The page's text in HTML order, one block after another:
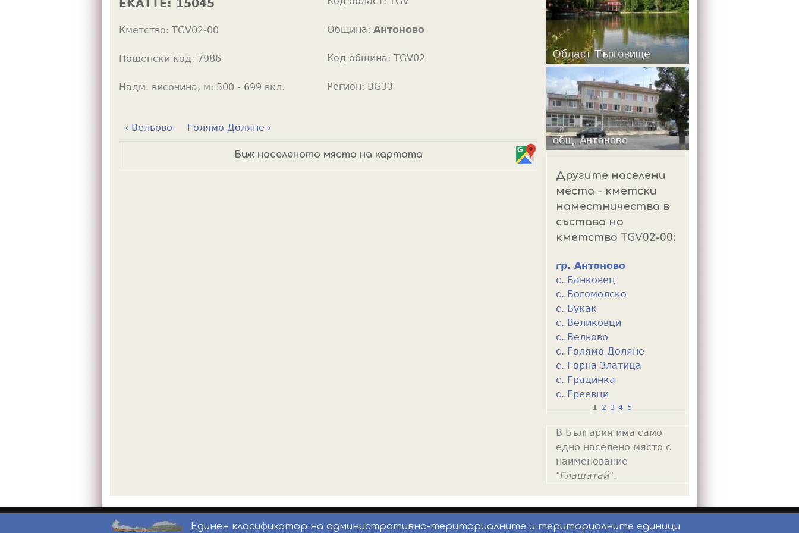
EKATTE: 15045
Кметство: TGV02-00
Пощенски код: 7986
Надм. височина, м: 500 - 699 вкл.
Община: Антоново
Код община: TGV02
Регион: BG33
‹ Вельово Голямо Доляне ›
Виж населеното място на картата
Другите населени
места - кметски
наместничества в
състава на
кметство TGV02-00:
гр. Антоново
с. Банковец
с. Богомолско
с. Букак
с. Великовци
с. Вельово
с. Голямо Доляне
с. Горна Златица
с. Градинка
с. Греевци
a
g
e
s
1 2 3 4 5
В България има само
едно населено място с
наименование
"Глашатай".
Единен класификатор на административно-териториалните и териториалните единици